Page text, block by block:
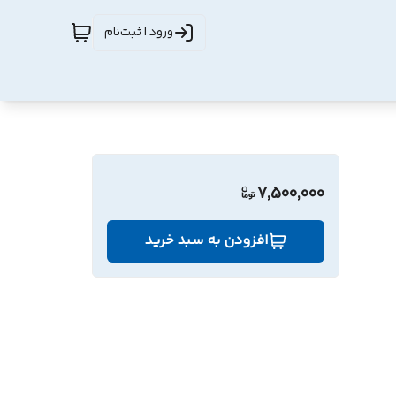
ورود | ثبت‌نام
7,500,000
افزودن به سبد خرید